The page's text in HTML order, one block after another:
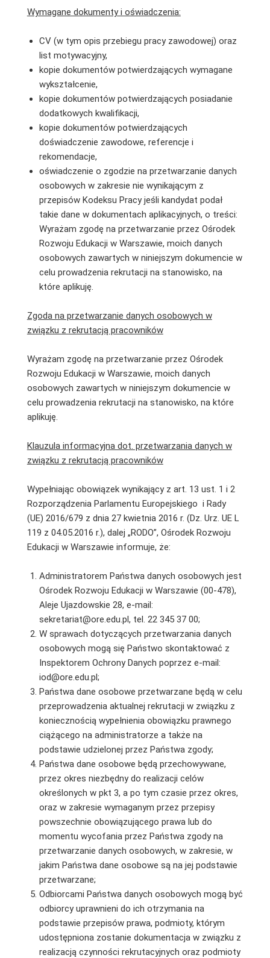
Wymagane dokumenty i oświadczenia:
CV (w tym opis przebiegu pracy zawodowej) oraz
list motywacyjny,
kopie dokumentów potwierdzających wymagane
wykształcenie,
kopie dokumentów potwierdzających posiadanie
dodatkowych kwalifikacji,
kopie dokumentów potwierdzających
doświadczenie zawodowe, referencje i
rekomendacje,
oświadczenie o zgodzie na przetwarzanie danych
osobowych w zakresie nie wynikającym z
przepisów Kodeksu Pracy jeśli kandydat podał
takie dane w dokumentach aplikacyjnych, o treści:
Wyrażam zgodę na przetwarzanie przez Ośrodek
Rozwoju Edukacji w Warszawie, moich danych
osobowych zawartych w niniejszym dokumencie w
celu prowadzenia rekrutacji na stanowisko, na
które aplikuję.
Zgoda na przetwarzanie danych osobowych w
związku z rekrutacją pracowników
Wyrażam zgodę na przetwarzanie przez Ośrodek
Rozwoju Edukacji w Warszawie, moich danych
osobowych zawartych w niniejszym dokumencie w
celu prowadzenia rekrutacji na stanowisko, na które
aplikuję.
Klauzula informacyjna dot. przetwarzania danych w
związku z rekrutacją pracowników
Wypełniając obowiązek wynikający z art. 13 ust. 1 i 2
Rozporządzenia Parlamentu Europejskiego i Rady
(UE) 2016/679 z dnia 27 kwietnia 2016 r. (Dz. Urz. UE L
119 z 04.05.2016 r.), dalej „RODO”, Ośrodek Rozwoju
Edukacji w Warszawie informuje, że:
Administratorem Państwa danych osobowych jest
Ośrodek Rozwoju Edukacji w Warszawie (00-478),
Aleje Ujazdowskie 28, e-mail:
sekretariat@ore.edu.pl, tel. 22 345 37 00;
W sprawach dotyczących przetwarzania danych
osobowych mogą się Państwo skontaktować z
Inspektorem Ochrony Danych poprzez e-mail:
iod@ore.edu.pl;
Państwa dane osobowe przetwarzane będą w celu
przeprowadzenia aktualnej rekrutacji w związku z
koniecznością wypełnienia obowiązku prawnego
ciążącego na administratorze a także na
podstawie udzielonej przez Państwa zgody;
Państwa dane osobowe będą przechowywane,
przez okres niezbędny do realizacji celów
określonych w pkt 3, a po tym czasie przez okres,
oraz w zakresie wymaganym przez przepisy
powszechnie obowiązującego prawa lub do
momentu wycofania przez Państwa zgody na
przetwarzanie danych osobowych, w zakresie, w
jakim Państwa dane osobowe są na jej podstawie
przetwarzane;
Odbiorcami Państwa danych osobowych mogą być
odbiorcy uprawnieni do ich otrzymania na
podstawie przepisów prawa, podmioty, którym
udostępniona zostanie dokumentacja w związku z
realizacją czynności rekrutacyjnych oraz podmioty